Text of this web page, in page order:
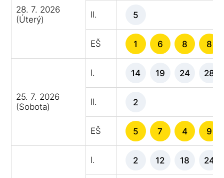
28. 7. 2026
(Úterý)
II. 5
EŠ 1 6 8 8
25. 7. 2026
(Sobota)
I. 14 19 24 28
II. 2
EŠ 5 7 4 9
I. 2 12 18 24